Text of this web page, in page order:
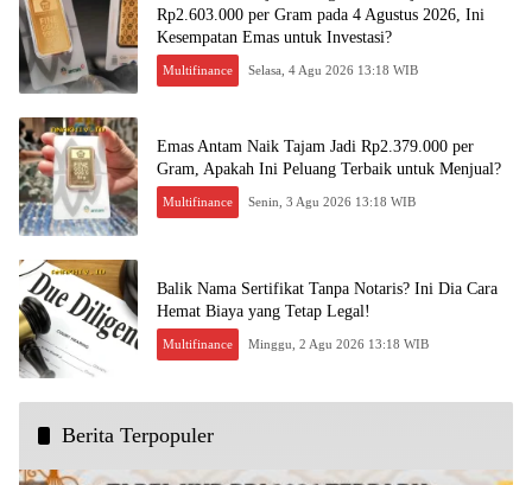
Rp2.603.000 per Gram pada 4 Agustus 2026, Ini
Kesempatan Emas untuk Investasi?
Multifinance Selasa, 4 Agu 2026 13:18 WIB
Emas Antam Naik Tajam Jadi Rp2.379.000 per
Gram, Apakah Ini Peluang Terbaik untuk Menjual?
Multifinance Senin, 3 Agu 2026 13:18 WIB
Balik Nama Sertifikat Tanpa Notaris? Ini Dia Cara
Hemat Biaya yang Tetap Legal!
Multifinance Minggu, 2 Agu 2026 13:18 WIB
Berita Terpopuler